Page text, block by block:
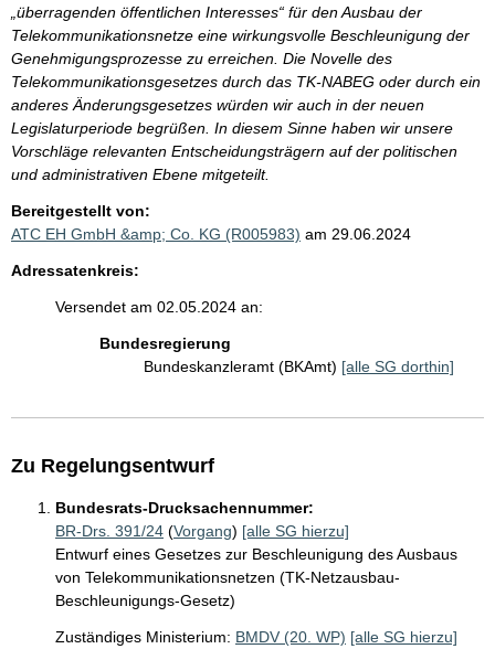
„überragenden öffentlichen Interesses“ für den Ausbau der
Telekommunikationsnetze eine wirkungsvolle Beschleunigung der
Genehmigungsprozesse zu erreichen. Die Novelle des
Telekommunikationsgesetzes durch das TK-NABEG oder durch ein
anderes Änderungsgesetzes würden wir auch in der neuen
Legislaturperiode begrüßen. In diesem Sinne haben wir unsere
Vorschläge relevanten Entscheidungsträgern auf der politischen
und administrativen Ebene mitgeteilt.
Bereitgestellt von:
ATC EH GmbH &amp; Co. KG (R005983) am 29.06.2024
Adressatenkreis:
Versendet am 02.05.2024 an:
Bundesregierung
Bundeskanzleramt (BKAmt) [alle SG dorthin]
Zu Regelungsentwurf
Bundesrats-Drucksachennummer:
BR-Drs. 391/24 (Vorgang) [alle SG hierzu]
Entwurf eines Gesetzes zur Beschleunigung des Ausbaus
von Telekommunikationsnetzen (TK-Netzausbau-
Beschleunigungs-Gesetz)
Zuständiges Ministerium: BMDV (20. WP) [alle SG hierzu]